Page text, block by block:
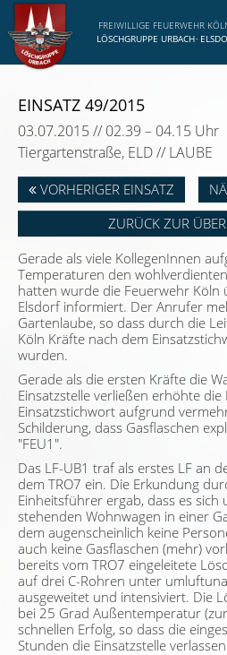
FREIWILLIGE FEUERWEHR
LÖSCHGRUPPE URBACH·
EINSATZ 49/2015
03.07.2015 // 02.39 – 04.15 Uhr
Tiergartenstraße, ELD // LAUBE
VORHERIGER EINSATZ
ZURÜCK ZUR
Gerade als viele KollegenInnen
Temperaturen den
hatten wurde die Feuerwehr Köln
Elsdorf informiert. Der Anrufer
Gartenlaube, so dass durch die
Köln Kräfte nach dem
wurden.
Gerade als die ersten Kräfte die
Einsatzstelle verließen erhöhte die
Einsatzstichwort aufgrund
Schilderung, dass Gasflaschen
"FEU1".
Das LF-UB1 traf als erstes LF an
dem TRO7 ein. Die Erkundung
Einheitsführer ergab, dass es sich
stehenden Wohnwagen in einer
dem augenscheinlich keine
auch keine Gasflaschen (mehr)
bereits vom TRO7 eingeleitete
auf drei C-Rohren unter
ausgeweitet und intensiviert. Die
bei 25 Grad Außentemperatur
schnellen Erfolg, so dass die
Stunden die Einsatzstelle